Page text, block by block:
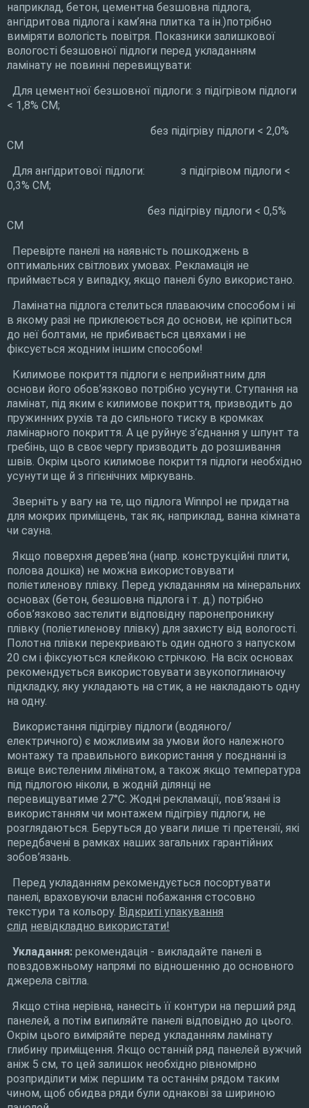
наприклад, бетон, цементна безшовна підлога,
ангідритова підлога і кам’яна плитка та ін.)потрібно
виміряти вологість повітря. Показники залишкової
вологості безшовної підлоги перед укладанням
ламінату не повинні перевищувати:
Для цементної безшовної підлоги: з підігрівом підлоги
< 1,8% CM;
без підігріву підлоги < 2,0%
CM
Для ангідритової підлоги: з підігрівом підлоги <
0,3% CM;
без підігріву підлоги < 0,5%
CM
Перевірте панелі на наявність пошкоджень в
оптимальних світлових умовах. Рекламація не
приймається у випадку, якщо панелі було використано.
Ламінатна підлога стелиться плаваючим способом і ні
в якому разі не приклеюється до основи, не кріпиться
до неї болтами, не прибивається цвяхами і не
фіксується жодним іншим способом!
Килимове покриття підлоги є неприйнятним для
основи його обов’язково потрібно усунути. Ступання на
ламінат, під яким є килимове покриття, призводить до
пружинних рухів та до сильного тиску в кромках
ламінарного покриття. А це руйнує з’єднання у шпунт та
гребінь, що в своє чергу призводить до розшивання
швів. Окрім цього килимове покриття підлоги необхідно
усунути ще й з гігієнічних міркувань.
Зверніть у вагу на те, що підлога Winnpol не придатна
для мокрих приміщень, так як, наприклад, ванна кімната
чи сауна.
Якщо поверхня дерев’яна (напр. конструкційні плити,
полова дошка) не можна використовувати
поліетиленову плівку. Перед укладанням на мінеральних
основах (бетон, безшовна підлога і т. д.) потрібно
обов’язково застелити відповідну паронепроникну
плівку (поліетиленову плівку) для захисту від вологості.
Полотна плівки перекривають один одного з напуском
20 см і фіксуються клейкою стрічкою. На всіх основах
рекомендується використовувати звукопоглинаючу
підкладку, яку укладають на стик, а не накладають одну
на одну.
Використання підігріву підлоги (водяного/
електричного) є можливим за умови його належного
монтажу та правильного використання у поєднанні із
вище вистеленим лімінатом, а також якщо температура
під підлогою ніколи, в жодній ділянці не
перевищуватиме 27°C. Жодні рекламації, пов’язані із
використанням чи монтажем підігріву підлоги, не
розглядаються. Беруться до уваги лише ті претензії, які
передбачені в рамках наших загальних гарантійних
зобов’язань.
Перед укладанням рекомендується посортувати
панелі, враховуючи власні побажання стосовно
текстури та кольору. Відкриті упакування
слід невідкладно використати!
Укладання: рекомендація - викладайте панелі в
повздовжньому напрямі по відношенню до основного
джерела світла.
Якщо стіна нерівна, нанесіть її контури на перший ряд
панелей, а потім випиляйте панелі відповідно до цього.
Окрім цього виміряйте перед укладанням ламінату
глибину приміщення. Якщо останній ряд панелей вужчий
аніж 5 см, то цей залишок необхідно рівномірно
розприділити між першим та останнім рядом таким
чином, щоб обидва ряди були однакові за шириною